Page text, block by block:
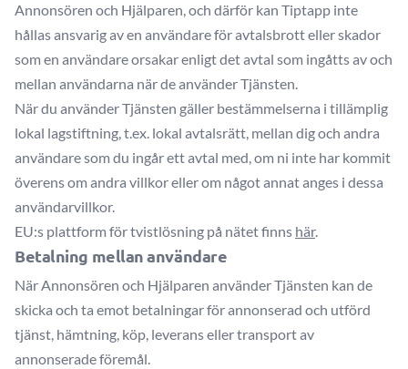
Annonsören och Hjälparen, och därför kan Tiptapp inte
hållas ansvarig av en användare för avtalsbrott eller skador
som en användare orsakar enligt det avtal som ingåtts av och
mellan användarna när de använder Tjänsten.
När du använder Tjänsten gäller bestämmelserna i tillämplig
lokal lagstiftning, t.ex. lokal avtalsrätt, mellan dig och andra
användare som du ingår ett avtal med, om ni inte har kommit
överens om andra villkor eller om något annat anges i dessa
användarvillkor.
EU:s plattform för tvistlösning på nätet finns här.
Betalning mellan användare
När Annonsören och Hjälparen använder Tjänsten kan de
skicka och ta emot betalningar för annonserad och utförd
tjänst, hämtning, köp, leverans eller transport av
annonserade föremål.